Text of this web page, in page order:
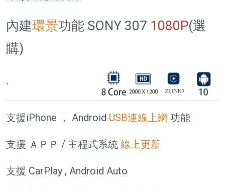
內建環景功能 SONY 307 1080P(選
購)
.
支援iPhone ， Android USB連線上網 功能
支援 ＡＰＰ / 主程式系統 線上更新
支援 CarPlay , Android Auto